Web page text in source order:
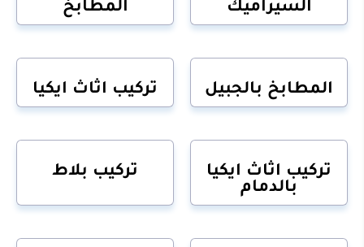
السيراميك المطابخ
المطابخ بالجبيل تركيب اثاث ايكيا
تركيب اثاث ايكيا
بالدمام
تركيب بلاط